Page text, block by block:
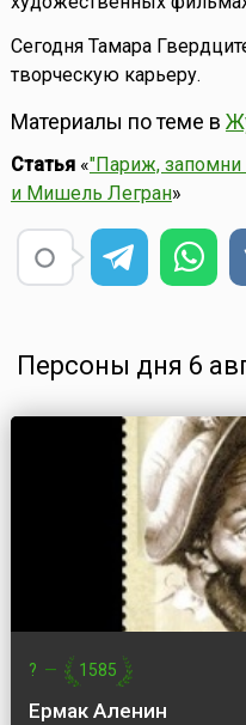
Сегодня Тамара
творческую карьеру.
Материалы по теме в
Статья«"Париж, запомни
и Мишель Легран»
Персоны дня 6
? — 1585
Ермак Аленин